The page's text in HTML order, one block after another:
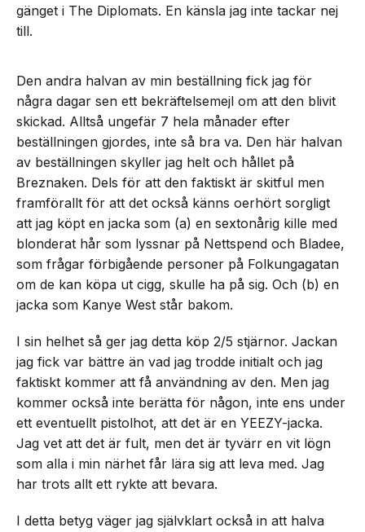
gänget i The Diplomats. En känsla jag inte tackar nej
till.
Den andra halvan av min beställning fick jag för
några dagar sen ett bekräftelsemejl om att den blivit
skickad. Alltså ungefär 7 hela månader efter
beställningen gjordes, inte så bra va. Den här halvan
av beställningen skyller jag helt och hållet på
Breznaken. Dels för att den faktiskt är skitful men
framförallt för att det också känns oerhört sorgligt
att jag köpt en jacka som (a) en sextonårig kille med
blonderat hår som lyssnar på Nettspend och Bladee,
som frågar förbigående personer på Folkungagatan
om de kan köpa ut cigg, skulle ha på sig. Och (b) en
jacka som Kanye West står bakom.
I sin helhet så ger jag detta köp 2/5 stjärnor. Jackan
jag fick var bättre än vad jag trodde initialt och jag
faktiskt kommer att få användning av den. Men jag
kommer också inte berätta för någon, inte ens under
ett eventuellt pistolhot, att det är en YEEZY-jacka.
Jag vet att det är fult, men det är tyvärr en vit lögn
som alla i min närhet får lära sig att leva med. Jag
har trots allt ett rykte att bevara.
I detta betyg väger jag självklart också in att halva